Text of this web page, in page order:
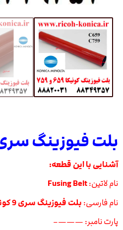
بلت فیوزینگ سری 9 کونیکا 659 و 759
آشنایی با این قطعه:
نام لاتین:Fusing Belt
نام فارسی: بلت فیوزینگ سری 9 کونیکا 659 و 759 درجه یک
پارت نامبر: ———–